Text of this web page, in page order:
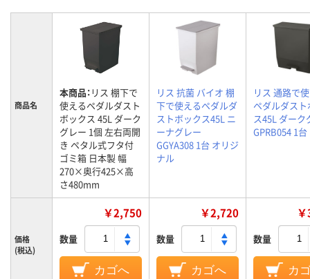
商品名
本商品： リス 棚下で
使えるペダルダスト
ボックス 45L ダーク
グレー 1個 左右両開
き ペタル式フタ付
ゴミ箱 日本製 幅
270×奥行425×高
さ480mm
リス 抗菌 バイオ 棚
下で使えるペダルダ
ストボックス45L ニ
ーナグレー
GGYA308 1台 オリジ
ナル
リス 通路で
ペダルダス
ス45L ダーク
GPRB054 1台
価格
(税込)
￥2,750
数量
カゴへ
￥2,720
数量
カゴへ
数量
カ